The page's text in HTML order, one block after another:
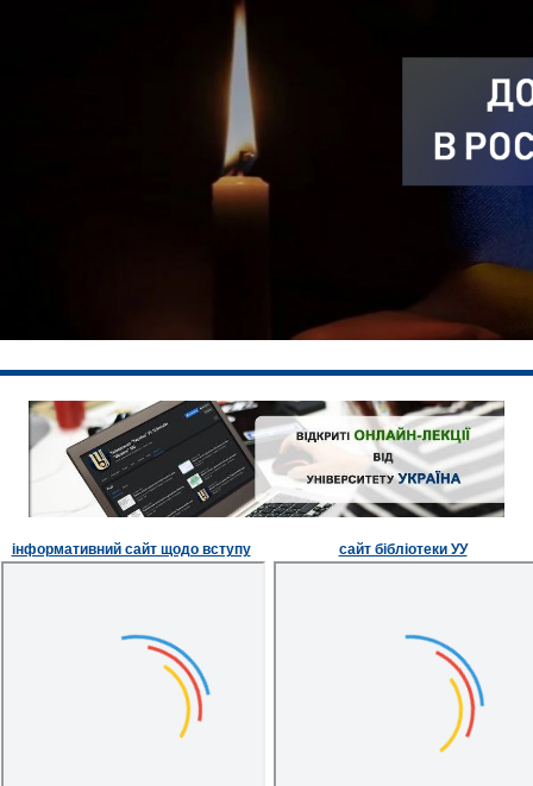
інформативний сайт щодо вступу сайт бібліотеки УУ